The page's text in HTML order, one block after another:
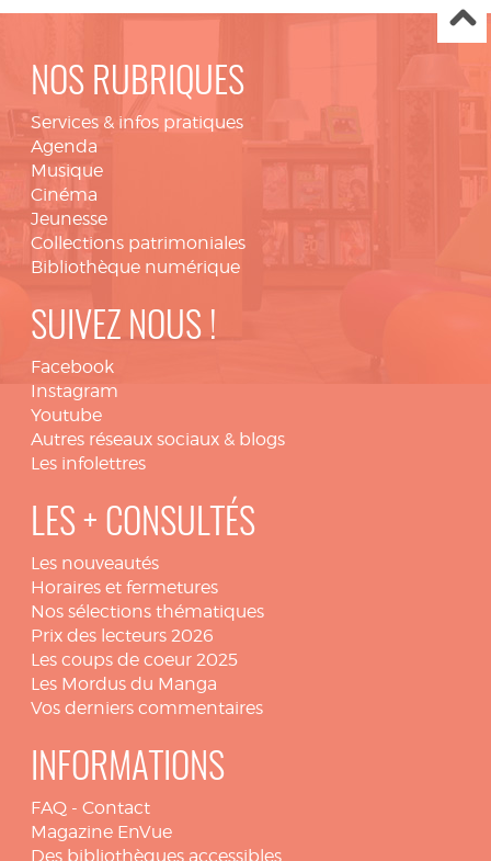
NOS RUBRIQUES
Services & infos pratiques
Agenda
Musique
Cinéma
Jeunesse
Collections patrimoniales
Bibliothèque numérique
SUIVEZ NOUS !
Facebook
Instagram
Youtube
Autres réseaux sociaux & blogs
Les infolettres
LES + CONSULTÉS
Les nouveautés
Horaires et fermetures
Nos sélections thématiques
Prix des lecteurs 2026
Les coups de coeur 2025
Les Mordus du Manga
Vos derniers commentaires
INFORMATIONS
FAQ - Contact
Magazine EnVue
Des bibliothèques accessibles